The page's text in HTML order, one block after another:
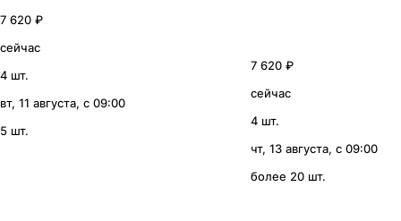
7 620 ₽
сейчас
4 шт.
вт, 11 августа, с 09:00
5 шт.
7 620 ₽
сейчас
4 шт.
чт, 13 августа, с 09:00
более 20 шт.